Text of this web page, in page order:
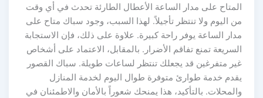
المتاح على مدار الساعة الأعطال الطارئة تحدث في أي وقت
من اليوم ولا تنتظر تأجيلاً. لهذا السبب، وجود سباك متاح على
مدار الساعة يوفر راحة كبيرة. علاوة على ذلك، فإن الاستجابة
السريعة تمنع تفاقم الأضرار. بالمقابل، الاعتماد على أشخاص
غير متفرغين قد يجعلك تنتظر لساعات طويلة. سباك القصور
يقدم خدمة طوارئ متوفرة طوال اليوم لخدمة المنازل
والمحلات. بالتأكيد، هذا يمنحك شعوراً بالأمان والاطمئنان في